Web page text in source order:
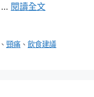
… 閱讀全文
、頸痛 、飲食建議